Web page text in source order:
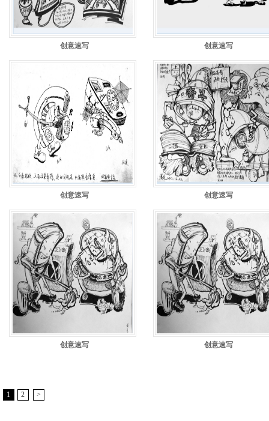
创意速写 创意速写
创意速写 创意速写
创意速写 创意速写
1 2 >